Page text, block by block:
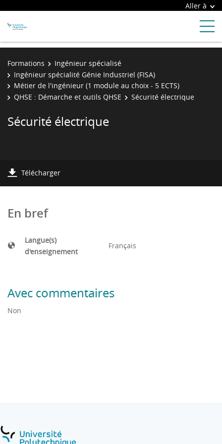
Aller à
Formations
Ingénieur spécialisé
Ingénieur spécialité Génie Industriel (FISA)
Métier de l'ingénieur (1 module au choix - 5 ECTS)
QHSE : Démarche et outils QHSE
Sécurité électrique
Sécurité électrique
Télécharger
En bref
Langue(s)
d'enseignement
Français
Avec commentaires
Non